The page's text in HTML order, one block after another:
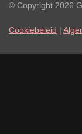
© Copyright 2026
Cookiebeleid |